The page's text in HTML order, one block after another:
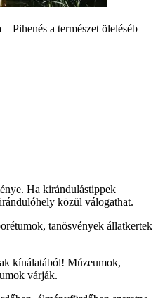
Pihenés a természet öleléséb
Ha kirándulástippek
közül válogathat.
tanösvények állatkertek
kínálatából! Múzeumok,
várják.